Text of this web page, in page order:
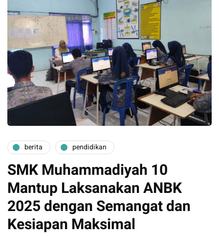
berita pendidikan
SMK Muhammadiyah 10
Mantup Laksanakan ANBK
2025 dengan Semangat dan
Kesiapan Maksimal